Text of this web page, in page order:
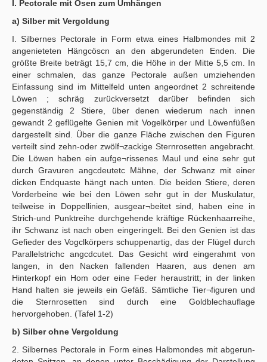
I. Pectorale mit Ösen zum Umhängen
a) Silber mit Vergoldung
I. Silbernes Pectorale in Form etwa eines Halbmondes mit 2
angenieteten Hängcöscn an den abgerundeten Enden. Die
größte Breite beträgt 15,7 cm, die Höhe in der Mitte 5,5 cm. In
einer schmalen, das ganze Pectorale außen umziehenden
Einfassung sind im Mittelfeld unten angeordnet 2 schreitende
Löwen ; schräg zurückversetzt darüber befinden sich
gegenständig 2 Stiere, über denen wiederum nach innen
gewandt 2 geflügelte Genien mit Vogelkörper und Löwenfüßen
dargestellt sind. Über die ganze Fläche zwischen den Figuren
verteilt sind zehn-oder zwölf¬zackige Sternrosetten angebracht.
Die Löwen haben ein aufge¬rissenes Maul und eine sehr gut
durch Gravuren angcdeutetc Mähne, der Schwanz mit einer
dicken Endquaste hängt nach unten. Die beiden Stiere, deren
Vorderbeine wie bei den Löwen sehr gut in der Muskulatur,
teilweise in Doppellinien, ausgear¬beitet sind, haben eine in
Strich-und Punktreihe durchgehende kräftige Rückenhaarreihe,
ihr Schwanz ist nach oben eingeringelt. Bei den Genien ist das
Gefieder des Vogclkörpers schuppenartig, das der Flügel durch
Parallelstrichc angcdcutet. Das Gesicht wird eingerahmt von
langen, in den Nacken fallenden Haaren, aus denen am
Hinterkopf ein Hom oder eine Feder heraustritt; in der linken
Hand halten sie jeweils ein Gefäß. Sämtliche Tier¬figuren und
die Sternrosetten sind durch eine Goldblechauflage
hervorgehoben. (Tafel 1-2)
b) Silber ohne Vergoldung
2. Silbernes Pectorale in Form eines Halbmondes mit abgerun-